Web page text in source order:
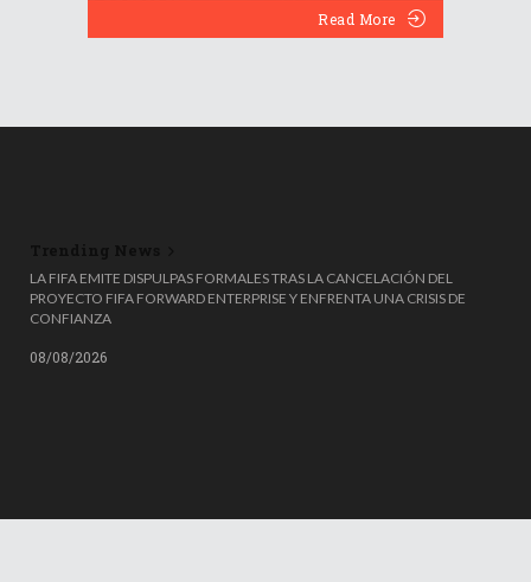
Read More
LA FIFA EMITE DISPULPAS FORMALES TRAS LA CANCELACIÓN DEL
PROYECTO FIFA FORWARD ENTERPRISE Y ENFRENTA UNA CRISIS DE
CONFIANZA
📚😮 ¡ADIÓS AL PROMEDIO! LA SEP CAMBIA LAS REGLAS PARA ELEGIR LA
ESCOLTA ESCOLAR
08/08/2026